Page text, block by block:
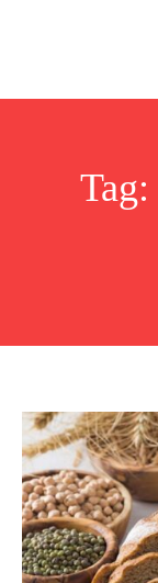
Tag: